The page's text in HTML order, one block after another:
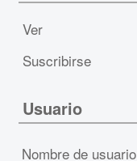
Ver
Suscribirse
Usuario
Nombre de usuario